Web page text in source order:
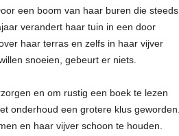
een boom van haar buren die steeds
verandert haar tuin in een door
haar terras en zelfs in haar vijver
snoeien, gebeurt er niets.
en om rustig een boek te lezen
onderhoud een grotere klus geworden.
en haar vijver schoon te houden.